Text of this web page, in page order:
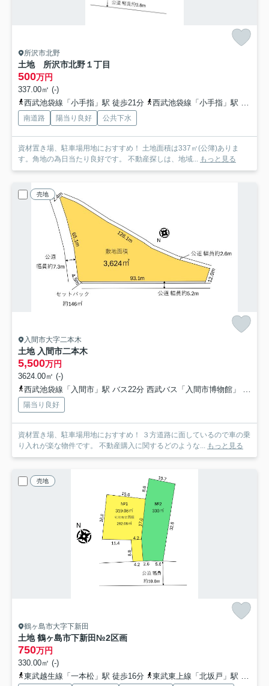
所沢市北野
土地 所沢市北野１丁目
500万円
337.00㎡ (-)
西武池袋線「小手指」駅 徒歩21分
西武池袋線「小手指」駅 バス8分 西武バス「宮後」 停歩4分
南道路 陽当り良好 公共下水
資材置き場、駐車場用地におすすめ！ 土地面積は337㎡(公簿)ありま
す。角地の為日当たり良好です。 不動産探しは、地域...
もっと見る
売地
入間市大字二本木
土地 入間市二本木
5,500万円
3624.00㎡ (-)
西武池袋線「入間市」駅 バス22分 西武バス「入間市博物館」 停歩20分
陽当り良好
資材置き場、駐車場用地におすすめ！ ３方道路に面しているので車の乗
り入れが楽な物件です。 不動産購入に関するどのような... もっと見る
売地
鶴ヶ島市大字下新田
土地 鶴ヶ島市下新田 №2区画
750万円
330.00㎡ (-)
東武越生線「一本松」駅 徒歩16分
東武東上線「北坂戸」駅 バス4分 埼玉県坂戸市「坂戸駅北口」 停歩33分